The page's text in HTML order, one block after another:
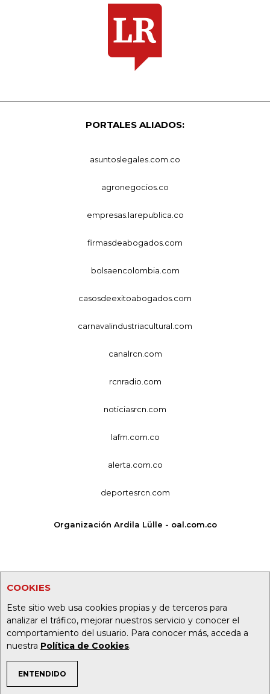
COOKIES
Este sitio web usa cookies propias y de terceros para
analizar el tráfico, mejorar nuestros servicio y conocer el
comportamiento del usuario. Para conocer más, acceda a
nuestra Política de Cookies.
ENTENDIDO
PORTALES ALIADOS:
asuntoslegales.com.co
agronegocios.co
empresas.larepublica.co
firmasdeabogados.com
bolsaencolombia.com
casosdeexitoabogados.com
carnavalindustriacultural.com
canalrcn.com
rcnradio.com
noticiasrcn.com
lafm.com.co
alerta.com.co
deportesrcn.com
Organización Ardila Lülle - oal.com.co